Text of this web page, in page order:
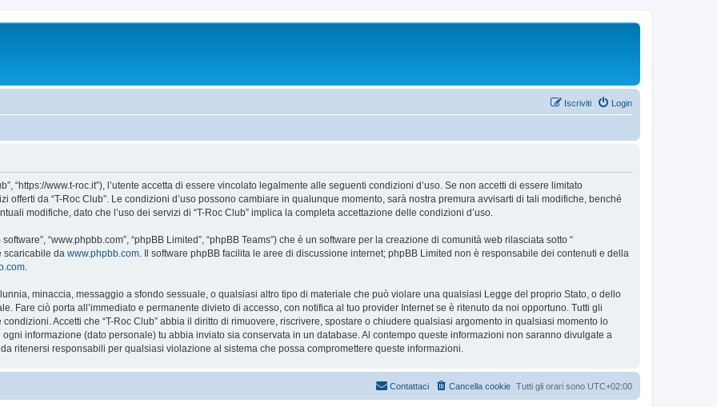
Login
Iscriviti
“https://www.t-roc.it”), l’utente accetta di essere vincolato legalmente alle seguenti condizioni d’uso. Se non accetti di essere limitato
offerti da “T-Roc Club”. Le condizioni d’uso possono cambiare in qualunque momento, sarà nostra premura avvisarti di tali modifiche, benché
modifiche, dato che l’uso dei servizi di “T-Roc Club” implica la completa accettazione delle condizioni d’uso.
“www.phpbb.com”, “phpBB Limited”, “phpBB Teams”) che è un software per la creazione di comunità web rilasciata sotto “
scaricabile da www.phpbb.com . Il software phpBB facilita le aree di discussione internet; phpBB Limited non è responsabile dei contenuti e della
minaccia, messaggio a sfondo sessuale, o qualsiasi altro tipo di materiale che può violare una qualsiasi Legge del proprio Stato, o dello
Fare ciò porta all’immediato e permanente divieto di accesso, con notifica al tuo provider Internet se è ritenuto da noi opportuno. Tutti gli
Accetti che “T-Roc Club” abbia il diritto di rimuovere, riscrivere, spostare o chiudere qualsiasi argomento in qualsiasi momento lo
informazione (dato personale) tu abbia inviato sia conservata in un database. Al contempo queste informazioni non saranno divulgate a
ritenersi responsabili per qualsiasi violazione al sistema che possa compromettere queste informazioni.
Tutti gli orari sono UTC+02:00
Cancella cookie
Contattaci